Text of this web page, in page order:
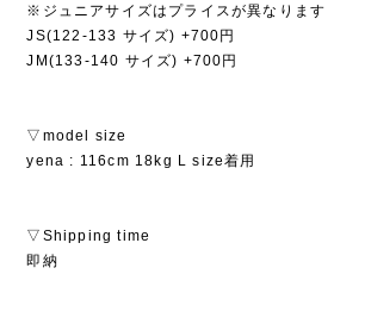
※ジュニアサイズはプライスが異なります
JS(122-133 サイズ) +700円
JM(133-140 サイズ) +700円
▽model size
yena : 116cm 18kg L size着用
▽Shipping time
即納